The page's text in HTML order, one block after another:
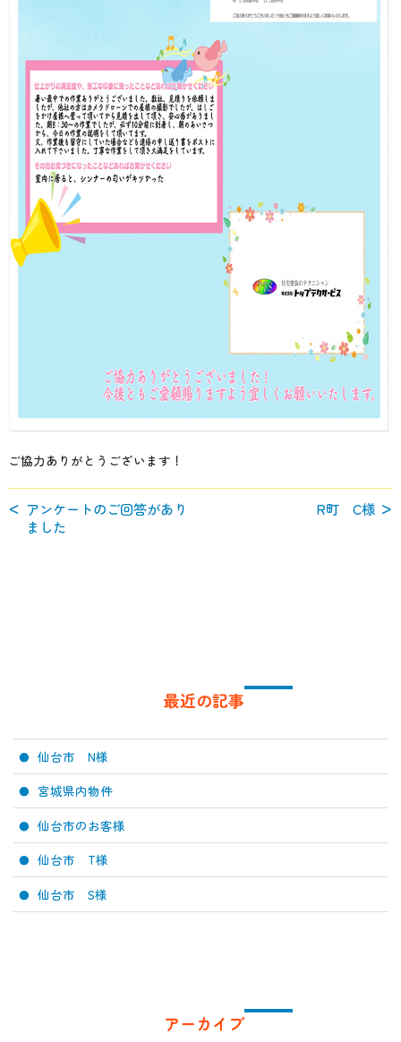
ご協力ありがとうございます！
アンケートのご回答があり
ました
R町 C様
最近の記事
仙台市 N様
宮城県内物件
仙台市のお客様
仙台市 T様
仙台市 S様
アーカイブ